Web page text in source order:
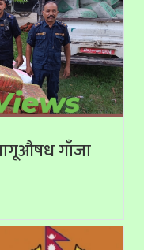
लागूऔषध गाँजा